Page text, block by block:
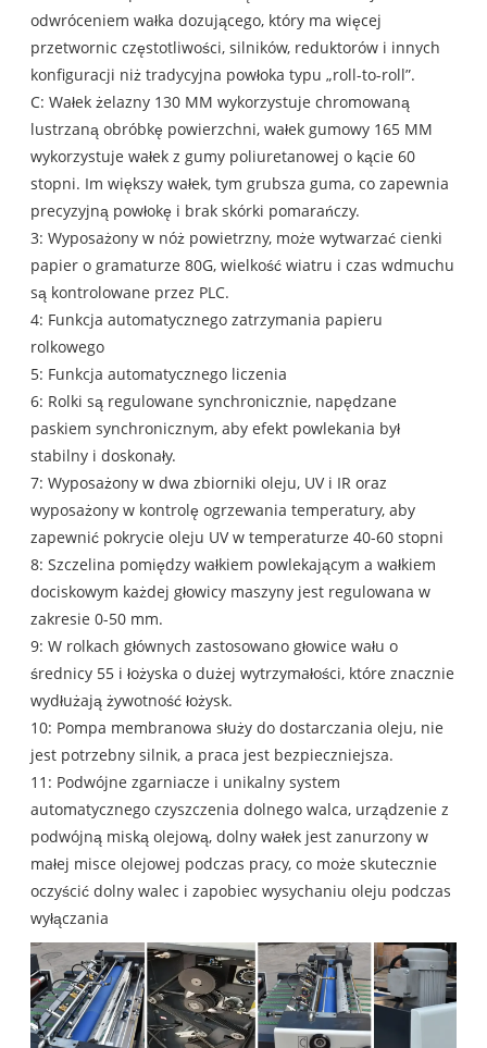
odwróceniem wałka dozującego, który ma więcej
przetwornic częstotliwości, silników, reduktorów i innych
konfiguracji niż tradycyjna powłoka typu „roll-to-roll”.
C: Wałek żelazny 130 MM wykorzystuje chromowaną
lustrzaną obróbkę powierzchni, wałek gumowy 165 MM
wykorzystuje wałek z gumy poliuretanowej o kącie 60
stopni. Im większy wałek, tym grubsza guma, co zapewnia
precyzyjną powłokę i brak skórki pomarańczy.
3: Wyposażony w nóż powietrzny, może wytwarzać cienki
papier o gramaturze 80G, wielkość wiatru i czas wdmuchu
są kontrolowane przez PLC.
4: Funkcja automatycznego zatrzymania papieru
rolkowego
5: Funkcja automatycznego liczenia
6: Rolki są regulowane synchronicznie, napędzane
paskiem synchronicznym, aby efekt powlekania był
stabilny i doskonały.
7: Wyposażony w dwa zbiorniki oleju, UV i IR oraz
wyposażony w kontrolę ogrzewania temperatury, aby
zapewnić pokrycie oleju UV w temperaturze 40-60 stopni
8: Szczelina pomiędzy wałkiem powlekającym a wałkiem
dociskowym każdej głowicy maszyny jest regulowana w
zakresie 0-50 mm.
9: W rolkach głównych zastosowano głowice wału o
średnicy 55 i łożyska o dużej wytrzymałości, które znacznie
wydłużają żywotność łożysk.
10: Pompa membranowa służy do dostarczania oleju, nie
jest potrzebny silnik, a praca jest bezpieczniejsza.
11: Podwójne zgarniacze i unikalny system
automatycznego czyszczenia dolnego walca, urządzenie z
podwójną miską olejową, dolny wałek jest zanurzony w
małej misce olejowej podczas pracy, co może skutecznie
oczyścić dolny walec i zapobiec wysychaniu oleju podczas
wyłączania